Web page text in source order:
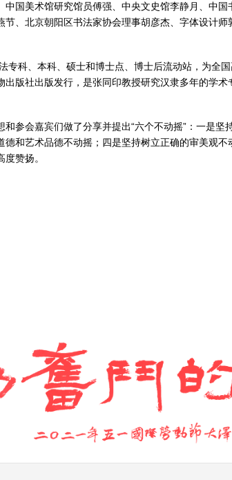
国美术馆研究馆员傅强、中央文史馆李静月、中
、北京朝阳区书法家协会理事胡彦杰、字体设计
科、本科、硕士和博士点、博士后流动站，为全
版社出版发行，是张同印教授研究汉隶多年的学
参会嘉宾们做了分享并提出“六个不动摇”：一是坚
和艺术品德不动摇；四是坚持树立正确的审美观
赞扬。